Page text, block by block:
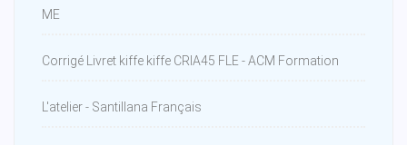
ME
Corrigé Livret kiffe kiffe CRIA45 FLE - ACM Formation
L'atelier - Santillana Français